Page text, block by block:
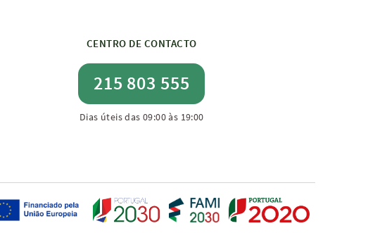
CENTRO DE CONTACTO
215 803 555
Dias úteis das 09:00 às 19:00